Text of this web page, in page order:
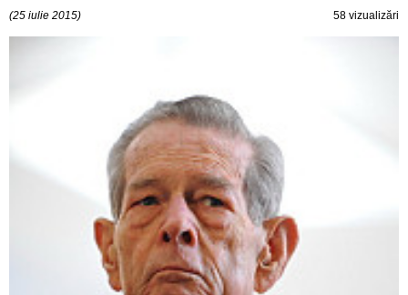
(25 iulie 2015) 58 vizualizări